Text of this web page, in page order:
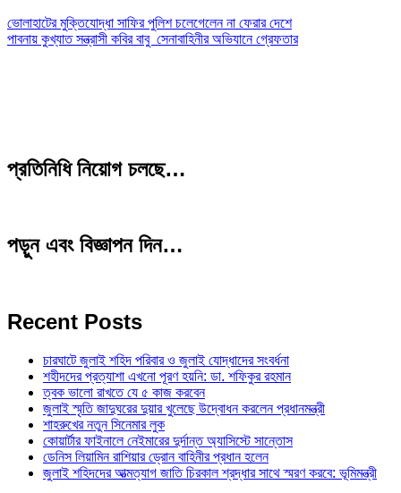
ভোলাহাটের মুক্তিযোদ্ধা সাফির পুলিশ চলেগেলেন না ফেরার দেশে
পাবনায় কুখ্যাত সন্ত্রাসী কবির বাবু সেনাবাহিনীর অভিযানে গ্রেফতার
প্রতিনিধি নিয়োগ চলছে…
পড়ুন এবং বিজ্ঞাপন দিন…
Recent Posts
চারঘাটে জুলাই শহিদ পরিবার ও জুলাই যোদ্ধাদের সংবর্ধনা
শহীদদের প্রত্যাশা এখনো পূরণ হয়নি: ডা. শফিকুর রহমান
ত্বক ভালো রাখতে যে ৫ কাজ করবেন
জুলাই স্মৃতি জাদুঘরের দুয়ার খুলেছে উদ্বোধন করলেন প্রধানমন্ত্রী
শাহরুখের নতুন সিনেমার লুক
কোয়ার্টার ফাইনালে নেইমারের দুর্দান্ত অ্যাসিস্টে সান্তোস
ডেনিস লিয়ামিন রাশিয়ার ড্রোন বাহিনীর প্রধান হলেন
জুলাই শহিদদের আত্মত্যাগ জাতি চিরকাল শ্রদ্ধার সাথে স্মরণ করবে: ভূমিমন্ত্রী